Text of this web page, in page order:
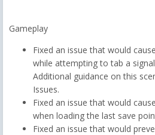
Gameplay
Fixed an issue that would
while attempting to tab a
Additional guidance on this
Issues.
Fixed an issue that would
when loading the last save
Fixed an issue that would